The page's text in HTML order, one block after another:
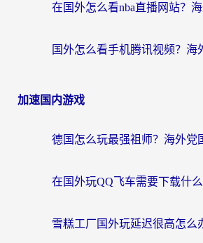
加速国内游戏